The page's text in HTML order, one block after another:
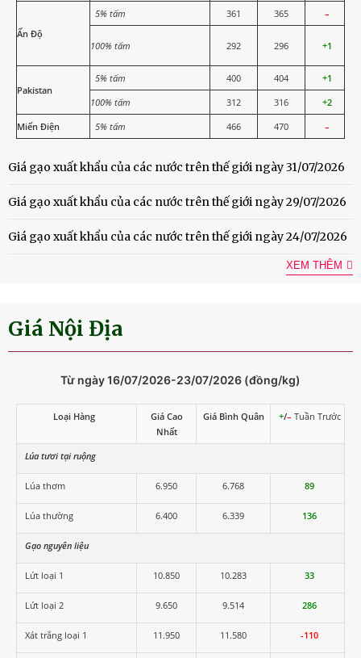
Ấn Độ
5% tấm 361 365 –
100% tấm 292 296 +1
Pakistan
5% tấm 400 404
+1
100% tấm
312 316
+2
Miến Điện
5% tấm 466 470 –
Giá gạo xuất khẩu của các nước trên thế giới ngày 31/07/2026
Giá gạo xuất khẩu của các nước trên thế giới ngày 29/07/2026
Giá gạo xuất khẩu của các nước trên thế giới ngày 24/07/2026
XEM THÊM
Giá Nội Địa
Từ ngày 16/07/2026-23/07/2026 (đồng/kg)
Loại Hàng
Giá Cao
Nhất
Giá Bình Quân +/– Tuần Trước
Lúa tươi tại ruộng
Lúa thơm 6.950 6.768 89
Lúa thường 6.400 6.339 136
Gạo nguyên liệu
Lứt loại 1 10.850 10.283 33
Lứt loại 2 9.650 9.514 286
Xát trắng loại 1 11.950 11.580 -110